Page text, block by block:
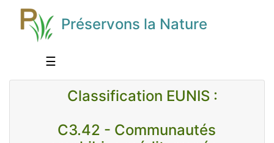
Préservons la Nature
☰
Classification EUNIS :
C3.42 - Communautés